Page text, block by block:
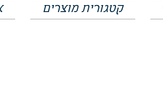
קטגורית מוצרים